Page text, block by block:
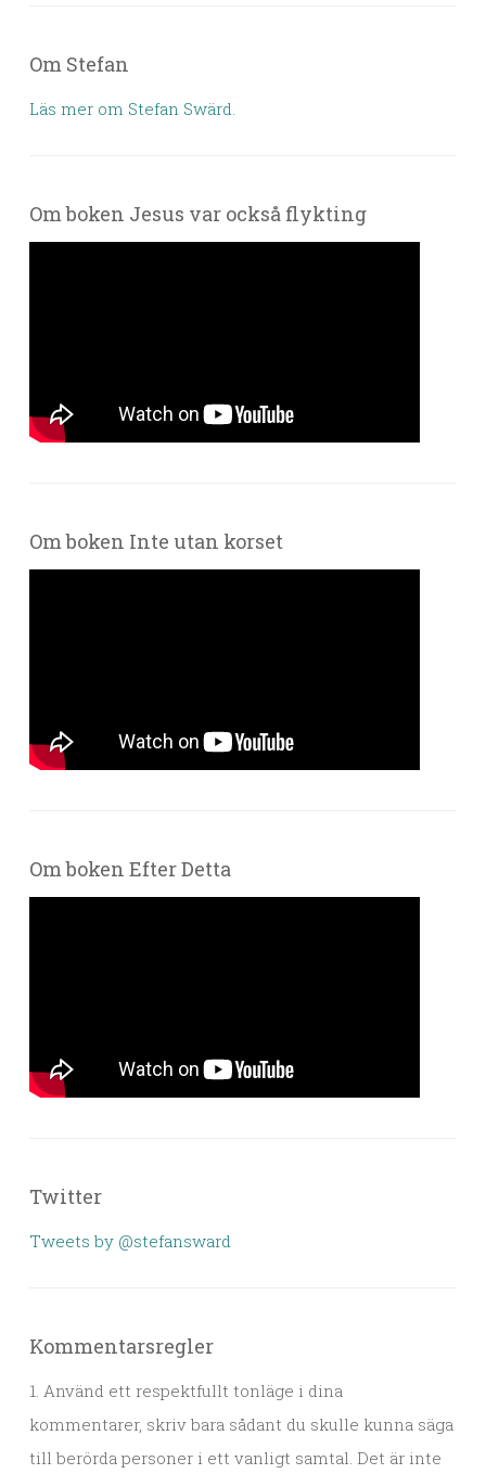
Om Stefan
Läs mer om Stefan Swärd.
Om boken Jesus var också flykting
Om boken Inte utan korset
Om boken Efter Detta
Twitter
Tweets by @stefansward
Kommentarsregler
1. Använd ett respektfullt tonläge i dina
kommentarer, skriv bara sådant du skulle kunna säga
till berörda personer i ett vanligt samtal. Det är inte